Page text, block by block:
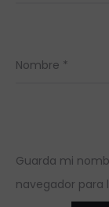
Nombre *
Guarda mi
navegador para